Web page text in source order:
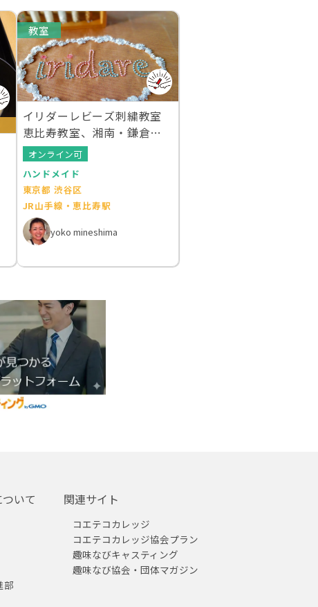
教室
イリダーレビーズ刺繍教室
恵比寿教室、湘南・鎌倉教
室オンライン可
ハンドメイド
東京都 渋谷区
JR山手線・恵比寿駅
yoko mineshima
いて
部
関連サイト
コエテコカレッジ
コエテコカレッジ協会プラン
趣味なびキャスティング
趣味なび協会・団体マガジン